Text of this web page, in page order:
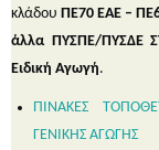
κλάδου ΠΕ70 ΕΑΕ –
άλλα ΠΥΣΠΕ/ΠΥΣΔΕ
Ειδική Αγωγή.
ΠΙΝΑΚΕΣ
ΓΕΝΙΚΗΣ ΑΓΩΓΗΣ